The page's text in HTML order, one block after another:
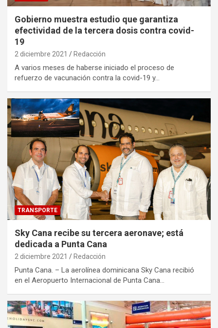
Gobierno muestra estudio que garantiza
efectividad de la tercera dosis contra covid-
19
2 diciembre 2021 Redacción
A varios meses de haberse iniciado el proceso de
refuerzo de vacunación contra la covid-19 y…
TRANSPORTE
Sky Cana recibe su tercera aeronave; está
dedicada a Punta Cana
2 diciembre 2021 Redacción
Punta Cana. – La aerolínea dominicana Sky Cana recibió
en el Aeropuerto Internacional de Punta Cana…